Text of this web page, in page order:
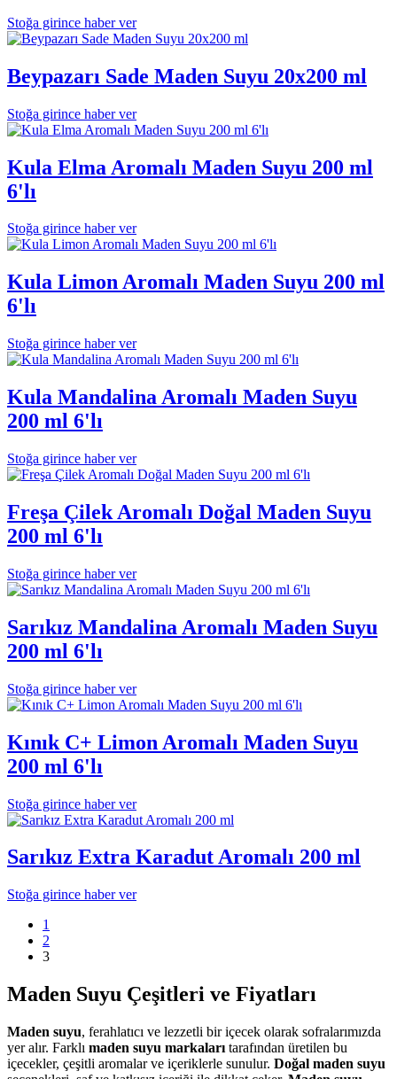
Stoğa girince haber ver
Beypazarı Sade Maden Suyu 20x200 ml
Stoğa girince haber ver
Kula Elma Aromalı Maden Suyu 200 ml
6'lı
Stoğa girince haber ver
Kula Limon Aromalı Maden Suyu 200 ml
6'lı
Stoğa girince haber ver
Kula Mandalina Aromalı Maden Suyu
200 ml 6'lı
Stoğa girince haber ver
Freşa Çilek Aromalı Doğal Maden Suyu
200 ml 6'lı
Stoğa girince haber ver
Sarıkız Mandalina Aromalı Maden Suyu
200 ml 6'lı
Stoğa girince haber ver
Kınık C+ Limon Aromalı Maden Suyu
200 ml 6'lı
Stoğa girince haber ver
Sarıkız Extra Karadut Aromalı 200 ml
Stoğa girince haber ver
1
2
3
Maden Suyu Çeşitleri ve Fiyatları
Maden suyu, ferahlatıcı ve lezzetli bir içecek olarak sofralarımızda
yer alır. Farklı maden suyu markaları tarafından üretilen bu
içecekler, çeşitli aromalar ve içeriklerle sunulur. Doğal maden suyu